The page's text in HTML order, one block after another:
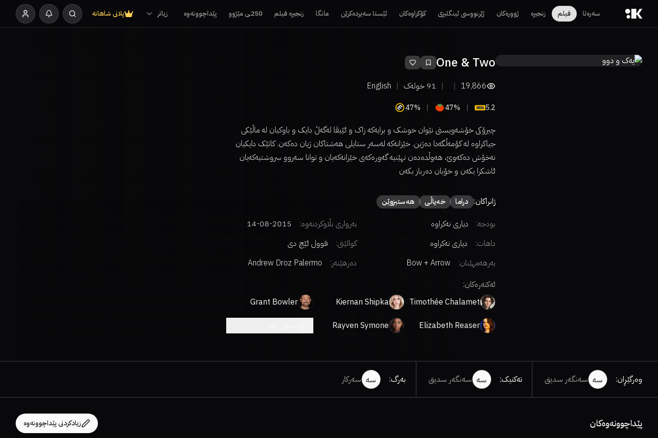
سەرەتا فیلم زنجیرە ژوورەکان ژێرنووسی ئینگلیزی کۆکراوەکان ئێستا سەیردەکرێن مانگا زنجیرە فیلم 250ـی مێژوو پێداچوونەوە زیاتر پلانی شاهانە
One & Two
19,866
91 خولەک English
5.2
47%
47%
چیرۆکی خۆشەویستی نێوان خوشک و برایەکە زاک و ئێیڤا لەگەڵ دایک و باوکیان لە ماڵێکی
جیاکراوە لە کۆمەڵگەدا دەژین. خێزانەکە لەسەر ستایلی هەشتاکان ژیان دەکەن. کاتێک دایکیان
نەخۆش دەکەوێ، هەوڵدەدەن نهێنیە گەورەکەی خێزانەکەیان و توانا سەروو سروشتیەکەیان
ئاشکرا بکەن و خۆیان دەرباز بکەن
ژانراکان: دراما خەیاڵی هەستبزوێن
بودجە: دیاری نەکراوە بەرواری بڵاوکردنەوە:
2015-08-14
داهات:
دیاری نەکراوە کوالێتی:
فوول ئێچ دی
بەرهەمهێنان:
Bow + Arrow
دەرهێنەر:
Andrew Droz Palermo
ئەکتەرەکان:
Timothée Chalamet
Kiernan Shipka
Grant Bowler
Elizabeth Reaser
Rayven Symone
وەرگێڕان: سە سەنگەر سدیق تەکنیک: سە سەنگەر سدیق بەرگ: سە سەرکار
پێداچوونەوەکان زیادکردنی پێداچوونەوە